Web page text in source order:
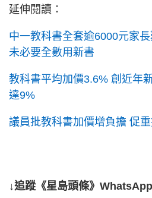
延伸閱讀：
中一教科書全套逾6000元家
未必要全數用新書
教科書平均加價3.6% 創近年
達9%
議員批教科書加價增負擔 促
↓追蹤《星島頭條》